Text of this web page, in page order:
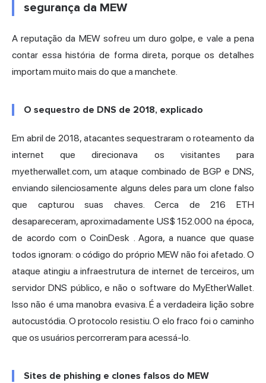
segurança da MEW
A reputação da MEW sofreu um duro golpe, e vale a pena
contar essa história de forma direta, porque os detalhes
importam muito mais do que a manchete.
O sequestro de DNS de 2018, explicado
Em abril de 2018, atacantes sequestraram o roteamento da
internet que direcionava os visitantes para
myetherwallet.com, um ataque combinado de BGP e DNS,
enviando silenciosamente alguns deles para um clone falso
que capturou suas chaves. Cerca de 216 ETH
desapareceram, aproximadamente US$ 152.000 na época,
de acordo com o CoinDesk . Agora, a nuance que quase
todos ignoram: o código do próprio MEW não foi afetado. O
ataque atingiu a infraestrutura de internet de terceiros, um
servidor DNS público, e não o software do MyEtherWallet.
Isso não é uma manobra evasiva. É a verdadeira lição sobre
autocustódia. O protocolo resistiu. O elo fraco foi o caminho
que os usuários percorreram para acessá-lo.
Sites de phishing e clones falsos do MEW